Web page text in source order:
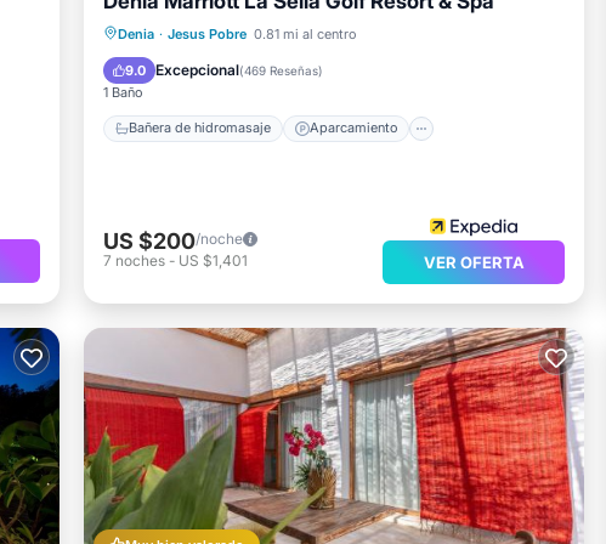
Denia · Jesus Pobre 0.81 mi al centro
9.0 Excepcional(469 Reseñas)
1 Baño
Bañera de hidromasaje Aparcamiento
Bañera de hidromasaje
Piscina
Spa
US $200/noche
7 noches - US $1,401 VER OFERTA